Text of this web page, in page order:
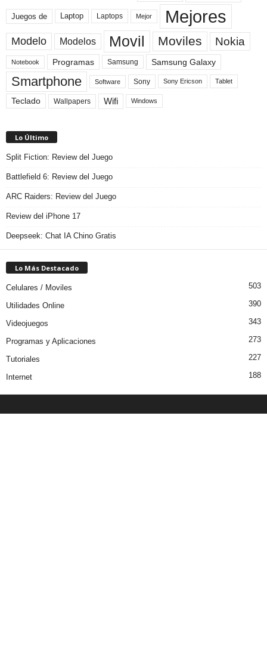
Juegos de Laptop Laptops Mejor Mejores
Modelo Modelos Movil Moviles Nokia
Notebook Programas Samsung Samsung Galaxy
Smartphone Software Sony Sony Ericson Tablet
Teclado Wallpapers Wifi Windows
Lo Último
Split Fiction: Review del Juego
Battlefield 6: Review del Juego
ARC Raiders: Review del Juego
Review del iPhone 17
Deepseek: Chat IA Chino Gratis
Lo Más Destacado
Celulares / Moviles 503
Utilidades Online 390
Videojuegos 343
Programas y Aplicaciones 273
Tutoriales 227
Internet 188